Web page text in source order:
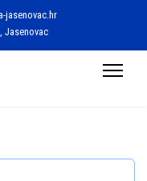
jasenovac.hr
Jasenovac